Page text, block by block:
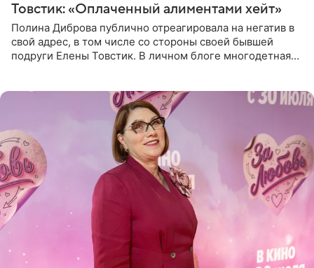
Товстик: «Оплаченный алиментами хейт»
Полина Диброва публично отреагировала на негатив в
свой адрес, в том числе со стороны своей бывшей
подруги Елены Товстик. В личном блоге многодетная